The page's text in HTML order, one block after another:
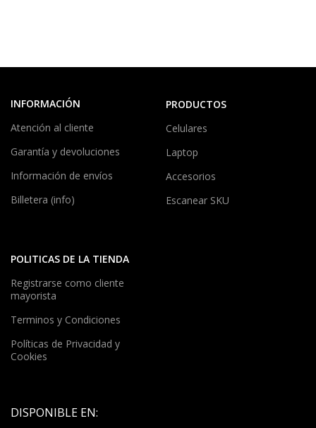
INFORMACIÓN
Atención al cliente
Garantía y devoluciones
Información de envíos
Billetera (info)
PRODUCTOS
Celulares
Laptop
Accesorios
Escanear SKU
POLITICAS DE LA TIENDA
Registrarse como cliente
mayorista
Terminos y Condiciones
Políticas de Privacidad y
Cookies
DISPONIBLE EN: